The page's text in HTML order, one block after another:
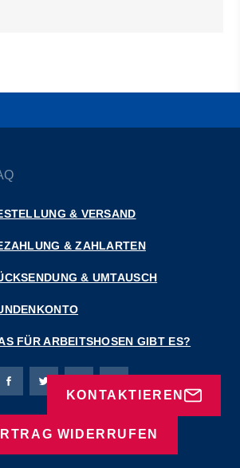
KONTAKTIEREN
& VERSAND
& ZAHLARTEN
& UMTAUSCH
FÜR ARBEITSHOSEN GIBT ES?
Bierbaum-Proenen Facebook-Seite
Bierbaum-Proenen Twitter Seite
Bierbaum-Proenen LinkedIn
Bierbaum-Proenen
WIDERRUFEN